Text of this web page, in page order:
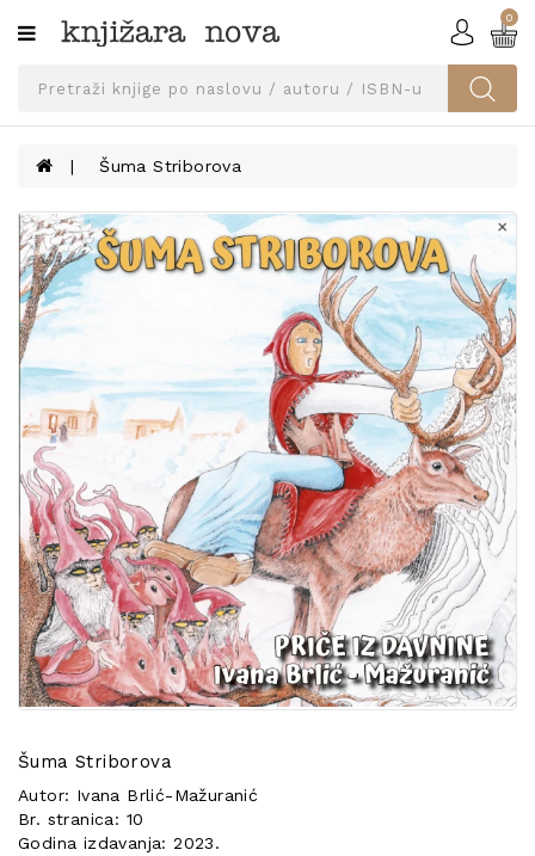
Kategorije
SVEUČILIŠNA
UDŽBENICI
KNJIGE
PRIBOR
I
OPREMA
NARUČI
UDŽBENIKE!
BLOG
KONTAKT
POSEBNA
PONUDA
0
Šuma Striborova
Šuma Striborova
Autor: Ivana Brlić-Mažuranić
Br. stranica: 10
Godina izdavanja: 2023.